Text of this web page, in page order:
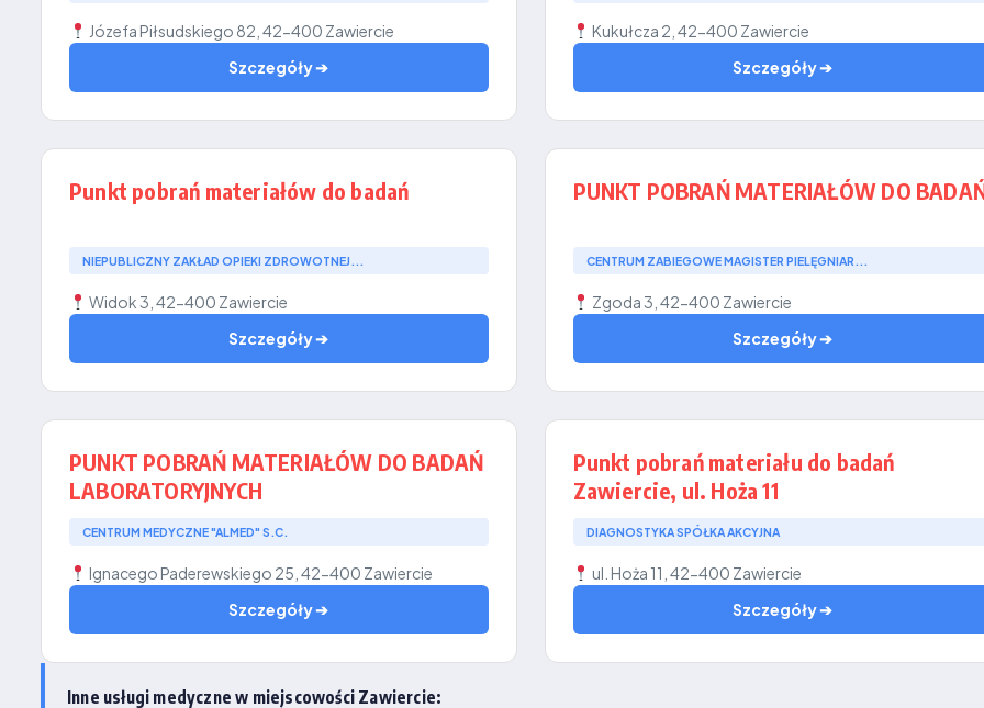
Józefa Piłsudskiego 82, 42-400 Zawiercie
Szczegóły ➔
Kukułcza 2, 42-400 Zawiercie
Szczegóły ➔
Punkt pobrań materiałów do badań
NIEPUBLICZNY ZAKŁAD OPIEKI ZDROWOTNEJ...
Widok 3, 42-400 Zawiercie
Szczegóły ➔
PUNKT POBRAŃ MATERIAŁÓW DO
CENTRUM ZABIEGOWE MAGISTER PIELĘGNIAR...
Zgoda 3, 42-400 Zawiercie
Szczegóły ➔
PUNKT POBRAŃ MATERIAŁÓW DO BADAŃ
LABORATORYJNYCH
CENTRUM MEDYCZNE "ALMED" S.C.
Ignacego Paderewskiego 25, 42-400 Zawiercie
Szczegóły ➔
Punkt pobrań materiału do badań
Zawiercie, ul. Hoża 11
DIAGNOSTYKA SPÓŁKA AKCYJNA
ul. Hoża 11, 42-400 Zawiercie
Szczegóły ➔
Inne usługi medyczne w miejscowości Zawiercie: